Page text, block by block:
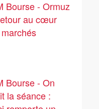
Bourse - Ormuz
au cœur
Bourse - On
la séance :